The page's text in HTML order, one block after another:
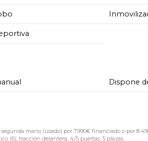
Dispone
mano (usado) por 7.990€ financiado o por
(6), tracción delantera, 4/5 puertas, 5 plazas.